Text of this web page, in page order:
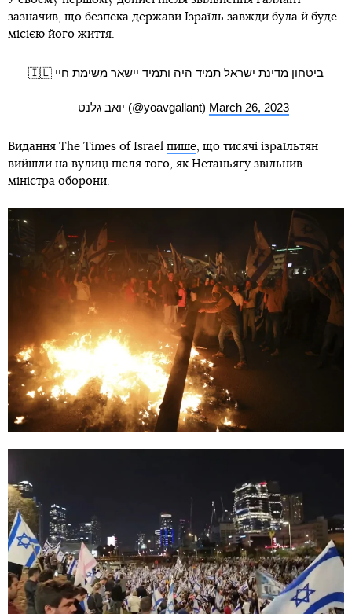
зазначив, що безпека держави Ізраїль завжди була й буде
місією його життя.
ביטחון מדינת ישראל תמיד היה ותמיד יישאר משימת חיי 🇮🇱
— יואב גלנט (@yoavgallant) March 26, 2023
Видання The Times of Israel пише , що тисячі ізраїльтян
вийшли на вулиці після того, як Нетаньягу звільнив
міністра оборони.